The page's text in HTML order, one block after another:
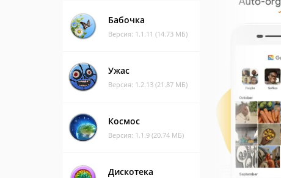
Бабочка
Версия: 1.1.11 (14.73 МБ)
Ужас
Версия: 1.2.13 (21.87 МБ)
Космос
Версия: 1.1.9 (20.74 МБ)
Дискотека